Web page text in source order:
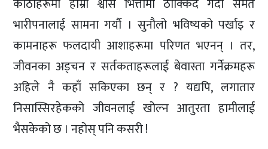
कोठाहरूमा हाम्रो श्वास भित्तामा ठोक्किँदै गर्दा समेत
भारीपनालाई सामना गर्यौ । सुनौलो भविष्यको पर्खाइ र
कामनाहरू फलदायी आशाहरूमा परिणत भएनन् । तर,
जीवनका अड्चन र सर्तकताहरूलाई बेवास्ता गर्नेक्रमहरू
अहिले नै कहाँ सकिएका छन् र ? यद्यपि, लगातार
निसास्सिरहेकको जीवनलाई खोल्न आतुरता हामीलाई
भैसकेको छ । नहोस् पनि कसरी !